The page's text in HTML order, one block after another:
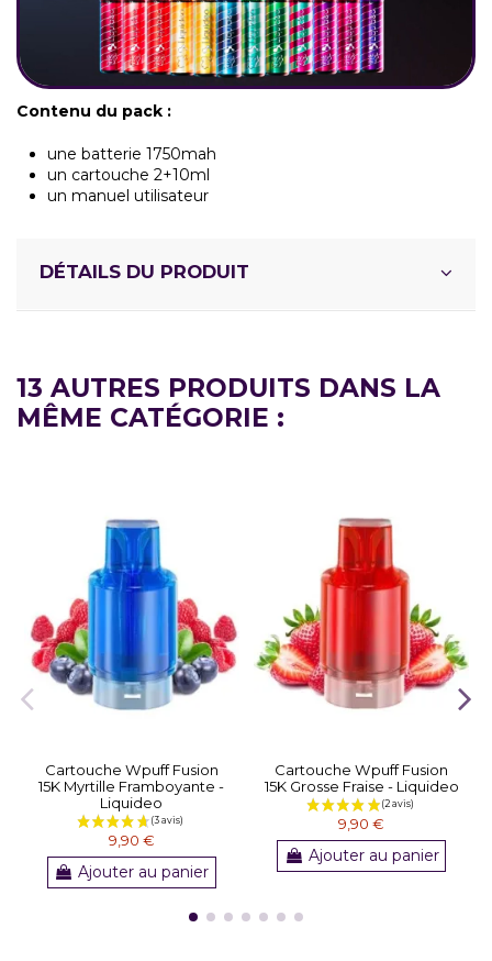
Contenu du pack :
une batterie 1750mah
un cartouche 2+10ml
un manuel utilisateur
DÉTAILS DU PRODUIT
13 AUTRES PRODUITS DANS LA
MÊME CATÉGORIE :
Cartouche Wpuff Fusion
15K Myrtille Framboyante -
Liquideo
9,90 €
Ajouter au panier
Cartouche Wpuff Fusion
15K Grosse Fraise - Liquideo
9,90 €
Ajouter au panier